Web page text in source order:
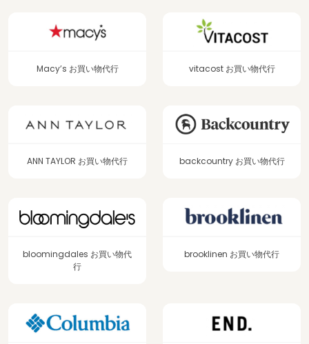
Macy’s お買い物代行 vitacost お買い物代行
ANN TAYLOR お買い物代行 backcountry お買い物代行
bloomingdales お買い物代
行
brooklinen お買い物代行